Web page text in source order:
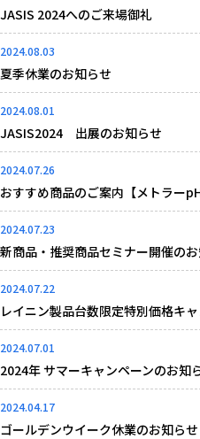
JASIS 2024へのご来場御礼
2024.08.03
夏季休業のお知らせ
2024.08.01
JASIS2024 出展のお知らせ
2024.07.26
おすすめ商品のご案内【メトラー
2024.07.23
新商品・推奨商品セミナー開催の
2024.07.22
レイニン製品台数限定特別価格キ
2024.07.01
2024年 サマーキャンペーンのお知
2024.04.17
ゴールデンウイーク休業のお知らせ